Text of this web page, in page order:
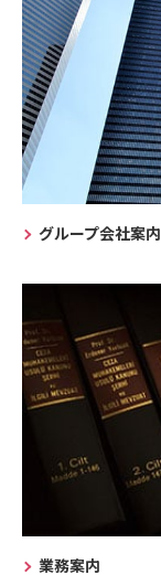
グループ会社案内
業務案内